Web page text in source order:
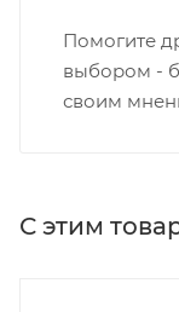
Помогите
выбором -
своим
С этим